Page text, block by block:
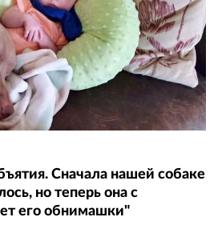
Сначала нашей собаке
но теперь она с
его обнимашки"